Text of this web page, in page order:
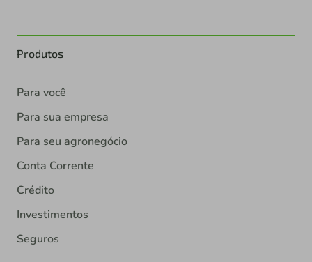
Produtos
Para você
Para sua empresa
Para seu agronegócio
Conta Corrente
Crédito
Investimentos
Seguros